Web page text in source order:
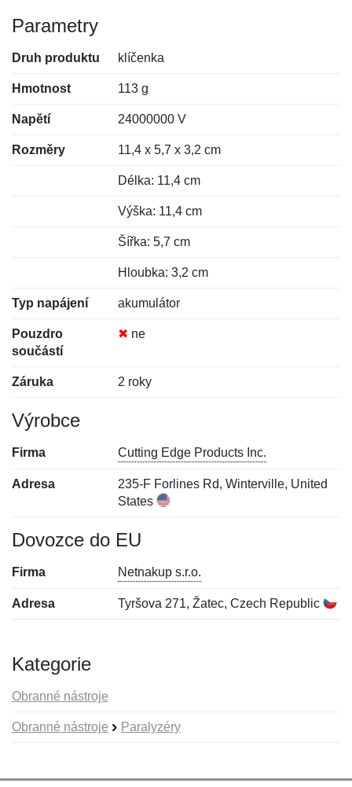
Parametry
Druh produktu klíčenka
Hmotnost 113 g
Napětí 24000000 V
Rozměry 11,4 x 5,7 x 3,2 cm
Délka: 11,4 cm
Výška: 11,4 cm
Šířka: 5,7 cm
Hloubka: 3,2 cm
Typ napájení akumulátor
Pouzdro
součástí
✖ ne
Záruka 2 roky
Výrobce
Firma Cutting Edge Products Inc.
Adresa
235-F Forlines Rd, Winterville, United
States
Dovozce do EU
Firma Netnakup s.r.o.
Adresa Tyršova 271, Žatec, Czech Republic
Kategorie
Obranné nástroje
Obranné nástroje Paralyzéry